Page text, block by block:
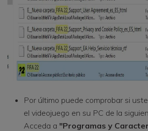
Por último puede comprobar si
el videojuego en su PC de la
Acceda a "Programas y